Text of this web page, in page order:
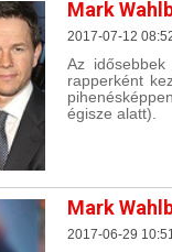
Mark
2017-07-12
Az
rapperként
égisze alatt).
Mark
2017-06-29